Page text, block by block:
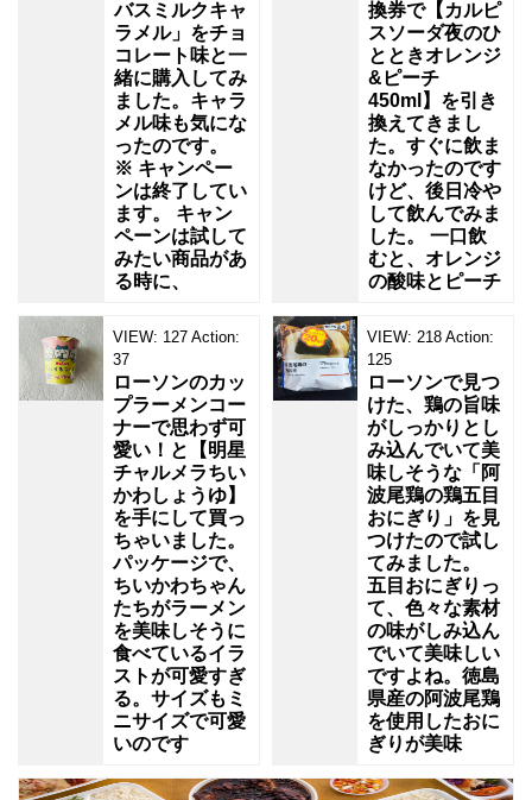
バスミルクキャ
ラメル」をチョ
コレート味と一
緒に購入してみ
ました。キャラ
メル味も気にな
ったのです。
※ キャンペー
ンは終了してい
ます。 キャン
ペーンは試して
みたい商品があ
る時に、
換券で【カルピ
スソーダ夜のひ
とときオレンジ
&ピーチ
450ml】を引き
換えてきまし
た。すぐに飲ま
なかったのです
けど、後日冷や
して飲んでみま
した。 一口飲
むと、オレンジ
の酸味とピーチ
VIEW: 127 Action:
37
ローソンのカッ
プラーメンコー
ナーで思わず可
愛い！と【明星
チャルメラちい
かわしょうゆ】
を手にして買っ
ちゃいました。
パッケージで、
ちいかわちゃん
たちがラーメン
を美味しそうに
食べているイラ
ストが可愛すぎ
る。サイズもミ
ニサイズで可愛
いのです
VIEW: 218 Action:
125
ローソンで見つ
けた、鶏の旨味
がしっかりとし
み込んでいて美
味しそうな「阿
波尾鶏の鶏五目
おにぎり」を見
つけたので試し
てみました。
五目おにぎりっ
て、色々な素材
の味がしみ込ん
でいて美味しい
ですよね。徳島
県産の阿波尾鶏
を使用したおに
ぎりが美味